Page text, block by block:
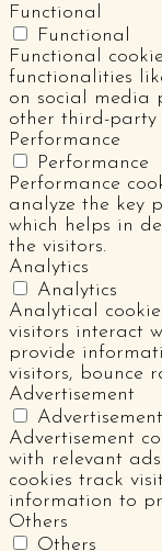
Functional
Functional
Functional
functionalities
on social media
other third-party
Performance
Performance
Performance
analyze the key
which helps in
the visitors.
Analytics
Analytics
Analytical
visitors interact
provide
visitors, bounce
Advertisement
Advertisement
Advertisement
with relevant
cookies track
information to
Others
Others